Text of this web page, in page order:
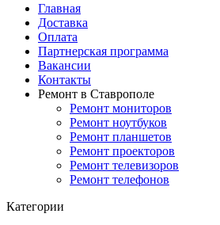
Главная
Доставка
Оплата
Партнерская программа
Вакансии
Контакты
Ремонт в Ставрополе
Ремонт мониторов
Ремонт ноутбуков
Ремонт планшетов
Ремонт проекторов
Ремонт телевизоров
Ремонт телефонов
Категории